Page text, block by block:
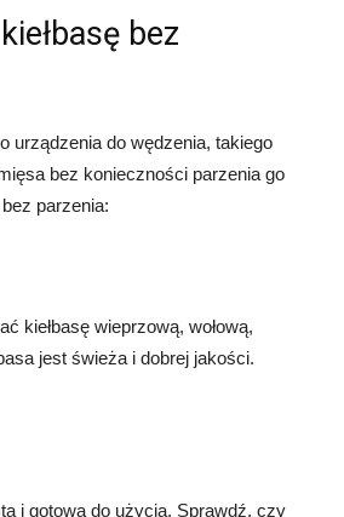
bez
urządzenia do wędzenia, takiego
bez konieczności parzenia go
parzenia:
kiełbasę wieprzową, wołową,
jest świeża i dobrej jakości.
i gotowa do użycia. Sprawdź, czy